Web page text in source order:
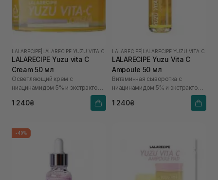
LALARECIPE LALARECIPE YUZU VITA C
LALARECIPE Yuzu vita C
Cream 50 мл
Осветляющий крем с
ниацинамидом 5% и экстрактом
1 240₴
LALARECIPE LALARECIPE YUZU VITA C
LALARECIPE Yuzu Vita C
Ampoule 50 мл
Витаминная сыворотка с
ниацинамидом 5% и экстрактом
1 240₴
-40%